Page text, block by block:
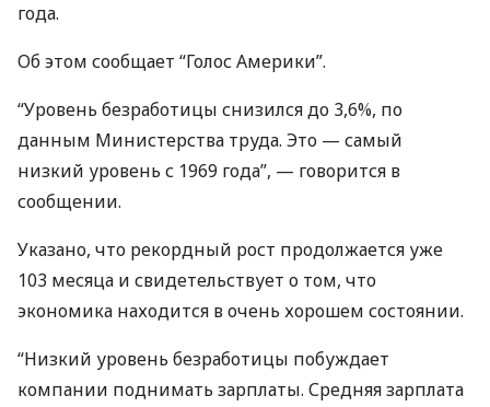
года.
Об этом сообщает “Голос Америки”.
“Уровень безработицы снизился до 3,6%, по
данным Министерства труда. Это — самый
низкий уровень с 1969 года”, — говорится в
сообщении.
Указано, что рекордный рост продолжается уже
103 месяца и свидетельствует о том, что
экономика находится в очень хорошем состоянии.
“Низкий уровень безработицы побуждает
компании поднимать зарплаты. Средняя зарплата